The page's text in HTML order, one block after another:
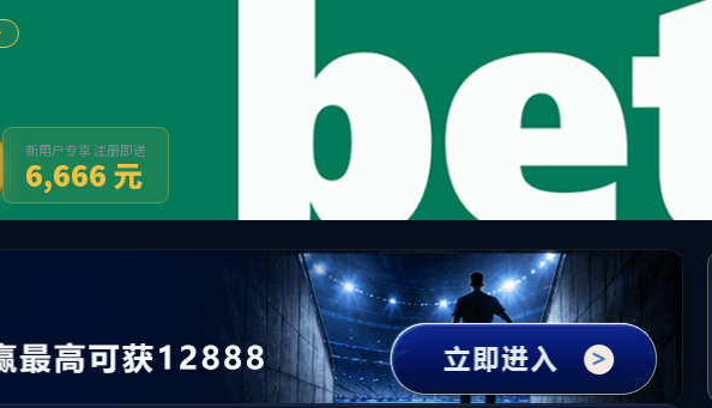
3044永利集团(中国)有限公司
认证
好，为了网络应用的安全，请您先登录后再进行访问。